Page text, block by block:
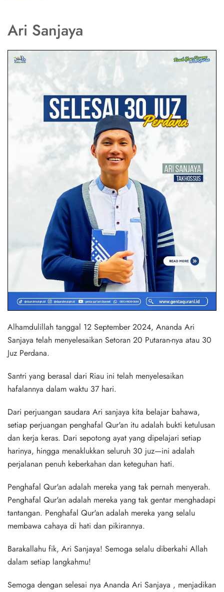
Ari Sanjaya
Alhamdulillah tanggal 12 September 2024, Ananda Ari
Sanjaya telah menyelesaikan Setoran 20 Putaran-nya atau 30
Juz Perdana.
Santri yang berasal dari Riau ini telah menyelesaikan
hafalannya dalam waktu 37 hari.
Dari perjuangan saudara Ari sanjaya kita belajar bahawa,
setiap perjuangan penghafal Qur'an itu adalah bukti ketulusan
dan kerja keras. Dari sepotong ayat yang dipelajari setiap
harinya, hingga menaklukkan seluruh 30 juz—ini adalah
perjalanan penuh keberkahan dan keteguhan hati.
Penghafal Qur'an adalah mereka yang tak pernah menyerah.
Penghafal Qur'an adalah mereka yang tak gentar menghadapi
tantangan. Penghafal Qur'an adalah mereka yang selalu
membawa cahaya di hati dan pikirannya.
Barakallahu fik, Ari Sanjaya! Semoga selalu diberkahi Allah
dalam setiap langkahmu!
Semoga dengan selesai nya Ananda Ari Sanjaya , menjadikan